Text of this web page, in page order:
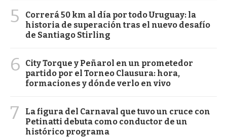
5
Correrá 50 km al día por todo Uruguay: la
historia de superación tras el nuevo desafío
de Santiago Stirling
6
City Torque y Peñarol en un prometedor
partido por el Torneo Clausura: hora,
formaciones y dónde verlo en vivo
7
La figura del Carnaval que tuvo un cruce con
Petinatti debuta como conductor de un
histórico programa